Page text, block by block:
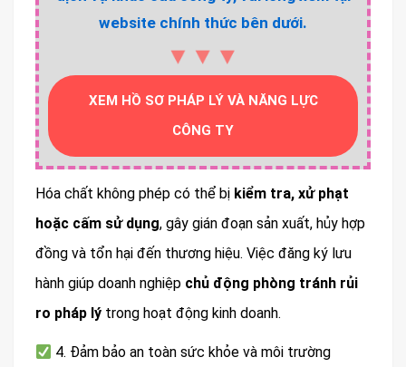
website chính thức bên dưới.
▼▼▼
XEM HỒ SƠ PHÁP LÝ VÀ NĂNG LỰC
CÔNG TY
Hóa chất không phép có thể bị kiểm tra, xử phạt
hoặc cấm sử dụng, gây gián đoạn sản xuất, hủy hợp
đồng và tổn hại đến thương hiệu. Việc đăng ký lưu
hành giúp doanh nghiệp chủ động phòng tránh rủi
ro pháp lý trong hoạt động kinh doanh.
4. Đảm bảo an toàn sức khỏe và môi trường